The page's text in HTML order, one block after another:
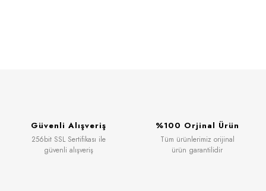
Güvenli Alışveriş
256bit SSL Sertifikası ile
güvenli alışveriş
%100 Orjinal Ürün
Tüm ürünlerimiz orijinal
ürün garantilidir